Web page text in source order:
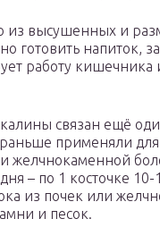
из высушенных и
готовить напиток,
работу кишечника
связан ещё
применяли
желчнокаменной
– по 1 косточке 10-
из почек или
и песок.